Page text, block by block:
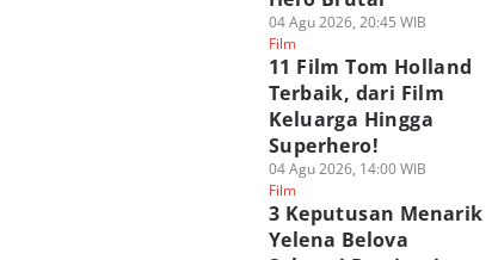
04 Agu 2026, 20:45 WIB
Film
11 Film Tom Holland
Terbaik, dari Film
Keluarga Hingga
Superhero!
04 Agu 2026, 14:00 WIB
Film
3 Keputusan Menarik
Yelena Belova